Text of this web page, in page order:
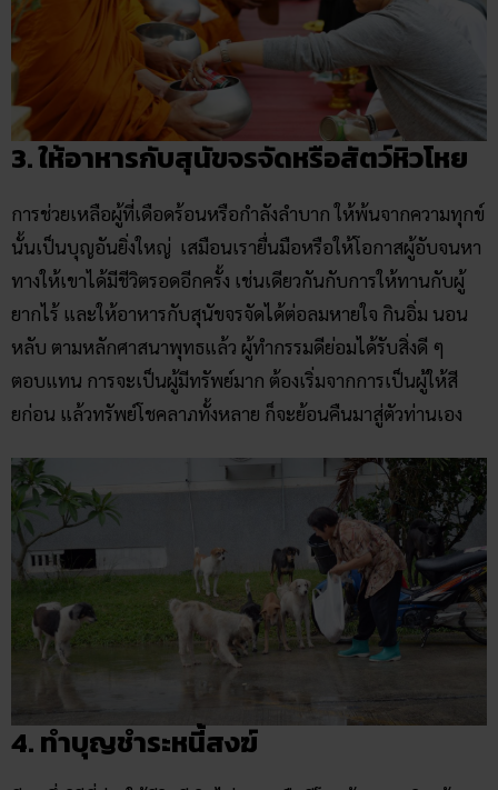
3. ให้อาหารกับสุนัขจรจัดหรือสัตว์หิวโหย
การช่วยเหลือผู้ที่เดือดร้อนหรือกำลังลำบาก ให้พ้นจากความทุกข์
นั้นเป็นบุญอันยิ่งใหญ่ เสมือนเรายื่นมือหรือให้โอกาสผู้อับจนหา
ทางให้เขาได้มีชีวิตรอดอีกครั้ง เช่นเดียวกันกับการให้ทานกับผู้
ยากไร้ และให้อาหารกับสุนัขจรจัดได้ต่อลมหายใจ กินอิ่ม นอน
หลับ ตามหลักศาสนาพุทธแล้ว ผู้ทำกรรมดีย่อมได้รับสิ่งดี ๆ
ตอบแทน การจะเป็นผู้มีทรัพย์มาก ต้องเริ่มจากการเป็นผู้ให้สี
ยก่อน แล้วทรัพย์โชคลาภทั้งหลาย ก็จะย้อนคืนมาสู่ตัวท่านเอง
4. ทำบุญชำระหนี้สงฆ์